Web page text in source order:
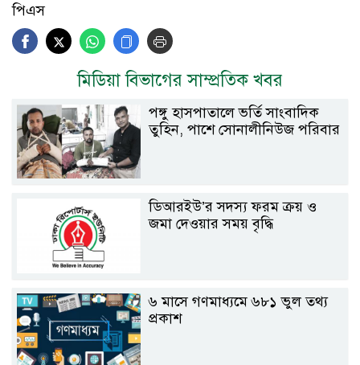
পিএস
মিডিয়া বিভাগের সাম্প্রতিক খবর
পঙ্গু হাসপাতালে ভর্তি সাংবাদিক
তুহিন, পাশে সোনালীনিউজ পরিবার
ডিআরইউ’র সদস্য ফরম ক্রয় ও
জমা দেওয়ার সময় বৃদ্ধি
৬ মাসে গণমাধ্যমে ৬৮১ ভুল তথ্য
প্রকাশ